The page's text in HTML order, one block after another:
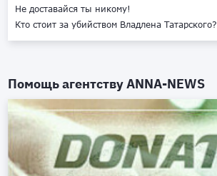
Не доставайся ты никому!
Кто стоит за убийством Владлена Татарского?
Помощь агентствуANNA-NEWS